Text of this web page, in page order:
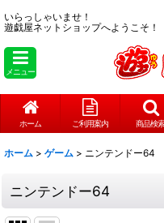
いらっしゃいませ！
遊戯屋ネットショップへようこそ！
メニュー
ホーム ご利用案内 商品検
ホーム > ゲーム > ニンテンドー64
ニンテンドー64